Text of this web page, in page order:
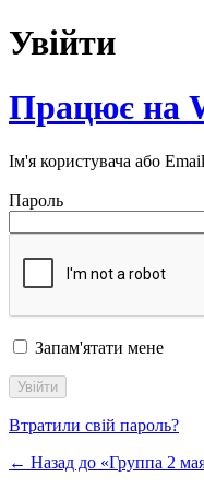
Увійти
Працює на
Ім'я користувача або
Пароль
Запам'ятати мене
Втратили свій пароль?
← Назад до «Группа 2